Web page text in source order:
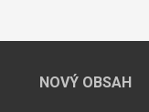
NOVÝ OBSAH